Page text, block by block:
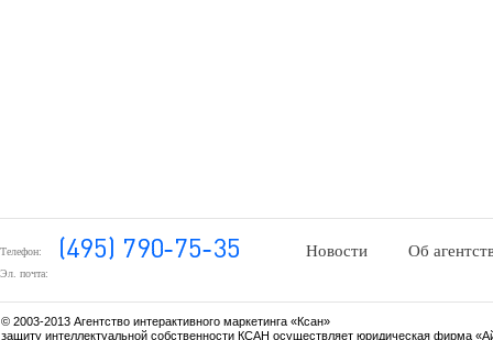
Телефон:
Эл. почта:
Новости Об
© 2003-2013 Агентство интерактивного маркетинга «Ксан»
защиту интеллектуальной собственности КСАН осуществляет юридическая фирма